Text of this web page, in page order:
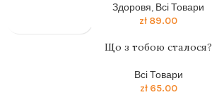
Здоровя, Всі Товари
zł 89.00
Що з тобою сталося?
Всі Товари
zł65.00